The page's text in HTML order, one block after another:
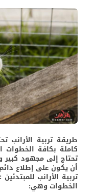
طريقة تربية الأرانب
كاملة بكافة الخطوات
تحتاج إلى مجهود
أن يكون على إطلاع
تربية الأرانب
الخطوات وهي: